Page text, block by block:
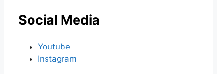
Social Media
Youtube
Instagram